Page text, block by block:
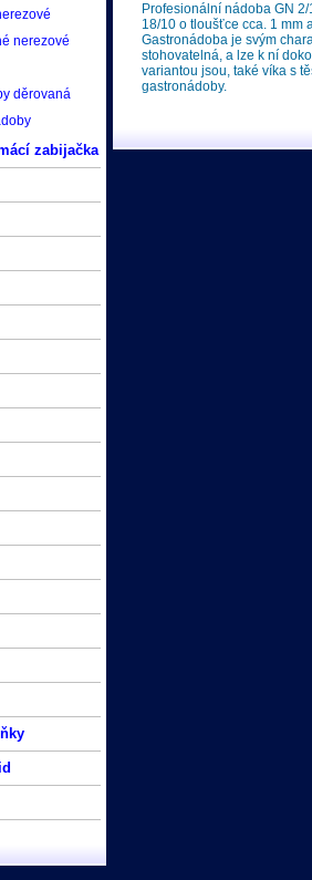
nerezové
děrovaná
zabijačka
Profesionální nádoba GN
18/10 o tloušťce cca. 1 mm
Gastronádoba je svým
stohovatelná, a lze k ní
variantou jsou, také víka s
gastronádoby.